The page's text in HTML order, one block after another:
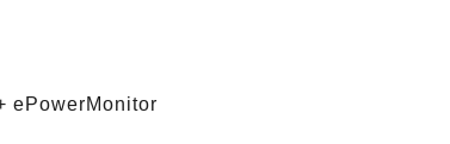
ePowerMonitor